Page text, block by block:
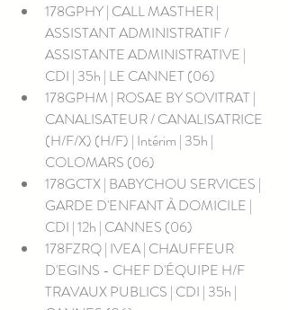
178GPHY | CALL MASTHER |
ASSISTANT ADMINISTRATIF /
ASSISTANTE ADMINISTRATIVE |
CDI | 35h | LE CANNET (06)
178GPHM | ROSAE BY SOVITRAT |
CANALISATEUR / CANALISATRICE
(H/F/X) (H/F) | Intérim | 35h |
COLOMARS (06)
178GCTX | BABYCHOU SERVICES |
GARDE D'ENFANT À DOMICILE |
CDI | 12h | CANNES (06)
178FZRQ | IVEA | CHAUFFEUR
D'EGINS - CHEF D'ÉQUIPE H/F
TRAVAUX PUBLICS | CDI | 35h |